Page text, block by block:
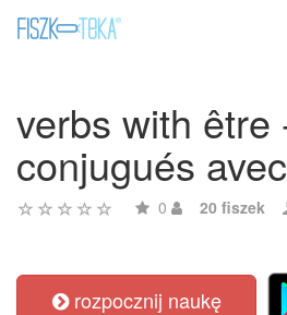
verbs with être
conjugués
0 20 fiszek
rozpocznij naukę